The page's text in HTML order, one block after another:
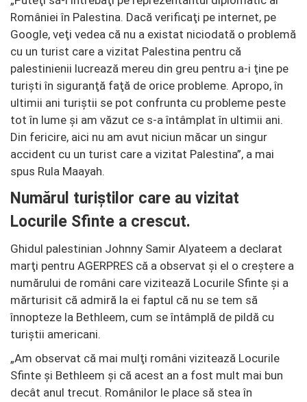
României în Palestina. Dacă verificaţi pe internet, pe
Google, veţi vedea că nu a existat niciodată o problemă
cu un turist care a vizitat Palestina pentru că
palestinienii lucrează mereu din greu pentru a-i ţine pe
turişti în siguranţă faţă de orice probleme. Apropo, în
ultimii ani turiştii se pot confrunta cu probleme peste
tot în lume şi am văzut ce s-a întâmplat în ultimii ani.
Din fericire, aici nu am avut niciun măcar un singur
accident cu un turist care a vizitat Palestina”, a mai
spus Rula Maayah.
Numărul turiștilor care au vizitat
Locurile Sfinte a crescut.
Ghidul palestinian Johnny Samir Alyateem a declarat
marţi pentru AGERPRES că a observat şi el o creştere a
numărului de români care vizitează Locurile Sfinte şi a
mărturisit că admiră la ei faptul că nu se tem să
înnopteze la Bethleem, cum se întâmplă de pildă cu
turiştii americani.
„Am observat că mai mulţi români vizitează Locurile
Sfinte şi Bethleem şi că acest an a fost mult mai bun
decât anul trecut. Românilor le place să stea în